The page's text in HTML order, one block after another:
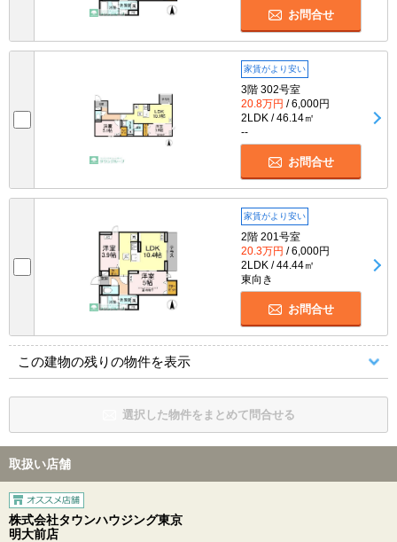
お問合せ
家賃がより安い
3階 302号室
20.8万円 / 6,000円
2LDK / 46.14㎡
--
お問合せ
家賃がより安い
2階 201号室
20.3万円 / 6,000円
2LDK / 44.44㎡
東向き
お問合せ
この建物の残りの物件を表示
選択した物件をまとめて問合せる
取扱い店舗
株式会社タウンハウジング東京
明大前店